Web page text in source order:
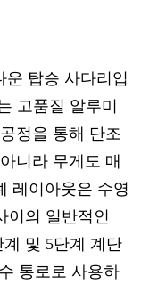
탑승 사다리입
고품질 알루미
정을 통해 단조
니라 무게도 매
레이아웃은 수영
이의 일반적인
및 5단계 계단
통로로 사용하